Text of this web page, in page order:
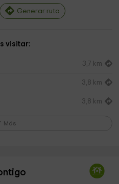
Generar ruta
visitar:
3,7 km
3,8 km
3,8 km
6,4 km
Más